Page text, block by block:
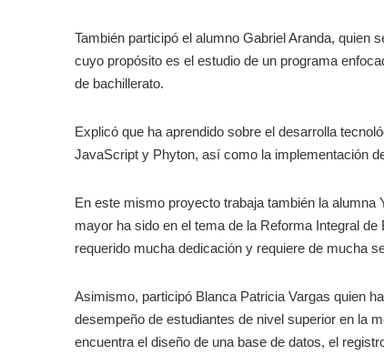
También participó el alumno Gabriel Aranda, quien
cuyo propósito es el estudio de un programa
de bachillerato.
Explicó que ha aprendido sobre el desarrolla
JavaScript y Phyton, así como la implementación
En este mismo proyecto trabaja también la
mayor ha sido en el tema de la Reforma Integral
requerido mucha dedicación y requiere de mucha
Asimismo, participó Blanca Patricia Vargas quien
desempeño de estudiantes de nivel superior en la
encuentra el diseño de una base de datos, el